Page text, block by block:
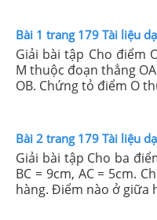
Bài 1 trang 179 Tài liệu
Giải bài tập Cho điểm
M thuộc đoạn thẳng
OB. Chứng tỏ điểm O
Bài 2 trang 179 Tài liệu
Giải bài tập Cho ba
BC = 9cm, AC = 5cm.
hàng. Điểm nào ở giữa